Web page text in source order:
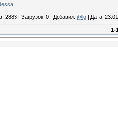
2883 | Загрузок: 0 | Добавил: @lg | Дата:
1-